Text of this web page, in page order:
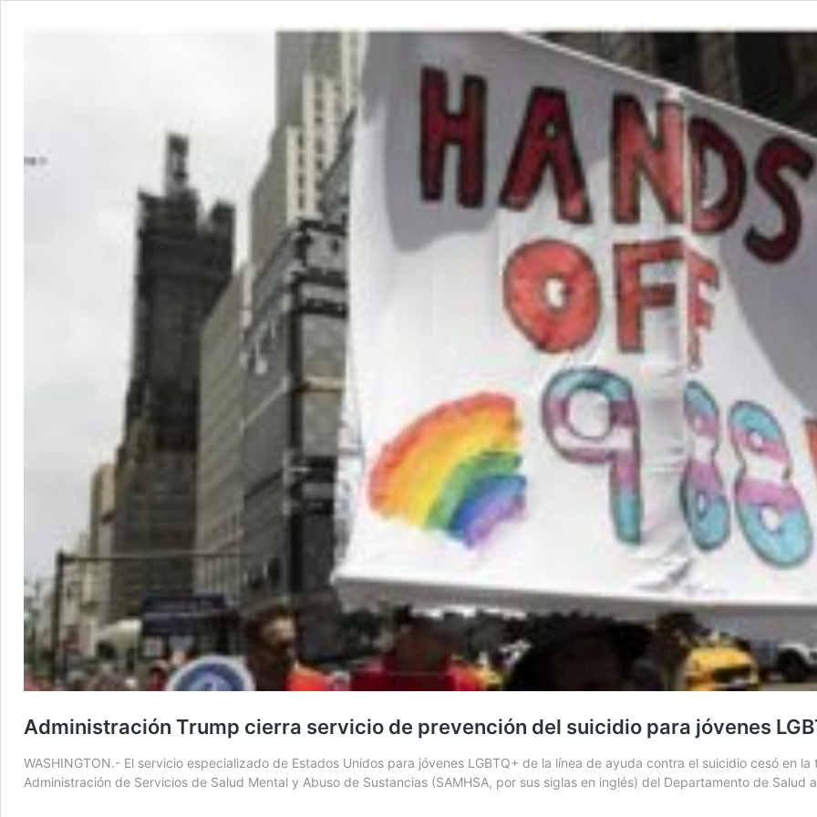
Administración Trump cierra servicio de prevención del suicidio para jóvenes
WASHINGTON.- El servicio especializado de Estados Unidos para jóvenes LGBTQ+ de la línea de ayuda contra el suicidio cesó en
Administración de Servicios de Salud Mental y Abuso de Sustancias (SAMHSA, por sus siglas en inglés) del Departamento de Salud